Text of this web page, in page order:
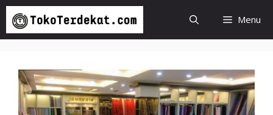
Langsung
isi
Menu